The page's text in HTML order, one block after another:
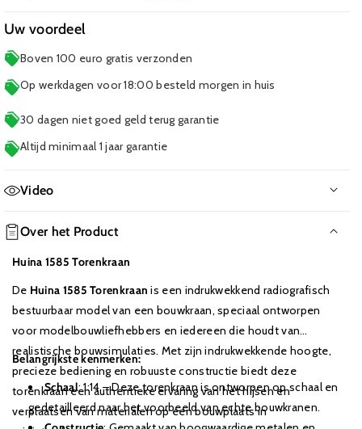
Uw voordeel
Boven 100 euro gratis verzonden
Op werkdagen voor 18:00 besteld morgen in huis
30 dagen niet goed geld terug garantie
Altijd minimaal 1 jaar garantie
Video
Geen film beschikbaar
Over het Product
Huina 1585 Torenkraan
De Huina 1585 Torenkraan is een indrukwekkend radiografisch
bestuurbaar model van een bouwkraan, speciaal ontworpen
voor modelbouwliefhebbers en iedereen die houdt van
realistische bouwsimulaties. Met zijn indrukwekkende hoogte,
precieze bediening en robuuste constructie biedt deze
torenkraan een authentieke ervaring van het hijsen en
verplaatsen van materialen op een bouwplaats in
Belangrijkste kenmerken:
Schaal: 1:14 – Deze torenkraan is ontworpen op schaal en
gedetailleerd naar het voorbeeld van echte bouwkranen.